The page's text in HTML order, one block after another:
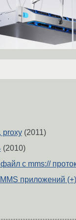
proxy(2011)
(2010)
с mms://
приложений (+)